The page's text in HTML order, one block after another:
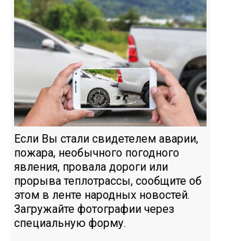
Если Вы стали свидетелем аварии,
пожара, необычного погодного
явления, провала дороги или
прорыва теплотрассы, сообщите об
этом в ленте народных новостей.
Загружайте фотографии через
специальную форму.